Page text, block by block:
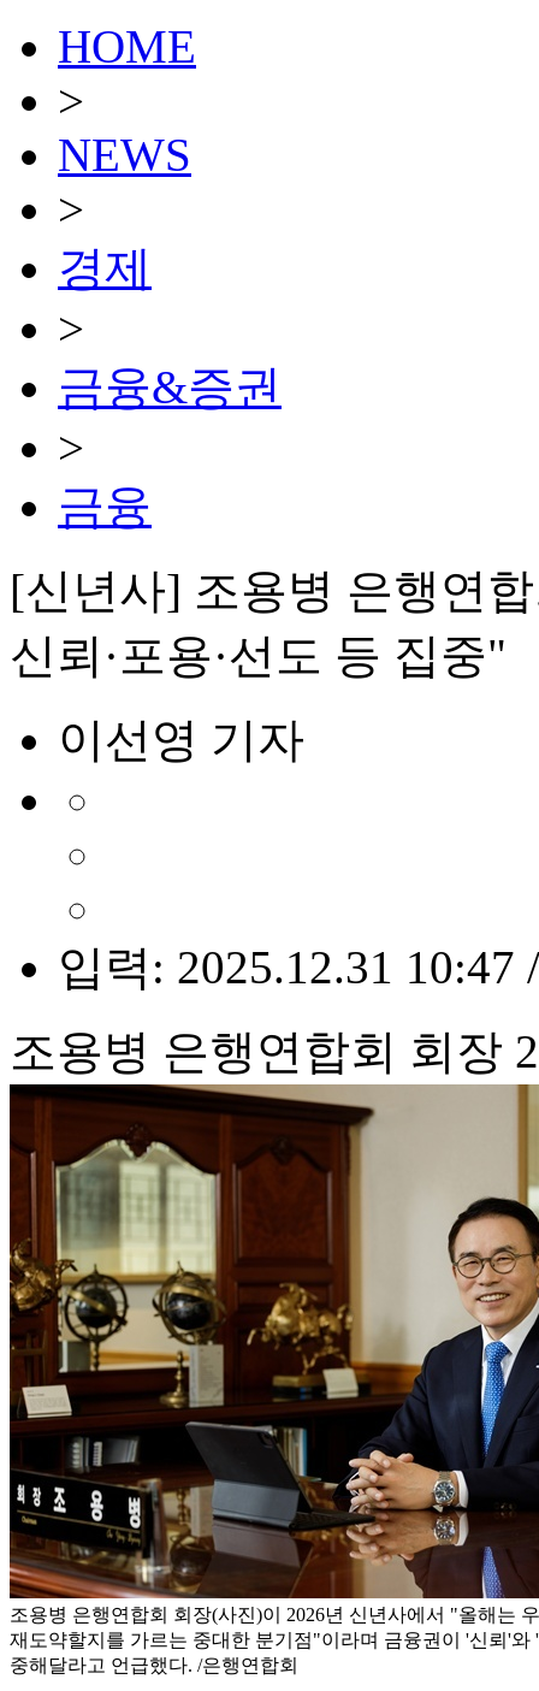
HOME
>
NEWS
>
경제
>
금융&증권
>
금융
[신년사] 조용병 은행연
신뢰·포용·선도 등 집중"
이선영 기자
입력: 2025.12.31 10:47
조용병 은행연합회 회장
조용병 은행연합회 회장(사진)이 2026년 신년사에서 "올해는
재도약할지를 가르는 중대한 분기점"이라며 금융권이 '신뢰'와
중해달라고 언급했다. /은행연합회